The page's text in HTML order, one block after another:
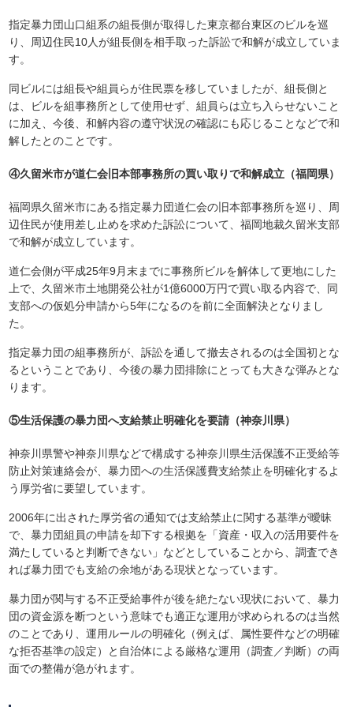
指定暴力団山口組系の組長側が取得した東京都台東区のビルを巡
り、周辺住民10人が組長側を相手取った訴訟で和解が成立していま
す。
同ビルには組長や組員らが住民票を移していましたが、組長側と
は、ビルを組事務所として使用せず、組員らは立ち入らせないこと
に加え、今後、和解内容の遵守状況の確認にも応じることなどで和
解したとのことです。
④久留米市が道仁会旧本部事務所の買い取りで和解成立（福岡県）
福岡県久留米市にある指定暴力団道仁会の旧本部事務所を巡り、周
辺住民が使用差し止めを求めた訴訟について、福岡地裁久留米支部
で和解が成立しています。
道仁会側が平成25年9月末までに事務所ビルを解体して更地にした
上で、久留米市土地開発公社が1億6000万円で買い取る内容で、同
支部への仮処分申請から5年になるのを前に全面解決となりまし
た。
指定暴力団の組事務所が、訴訟を通して撤去されるのは全国初とな
るということであり、今後の暴力団排除にとっても大きな弾みとな
ります。
⑤生活保護の暴力団へ支給禁止明確化を要請（神奈川県）
神奈川県警や神奈川県などで構成する神奈川県生活保護不正受給等
防止対策連絡会が、暴力団への生活保護費支給禁止を明確化するよ
う厚労省に要望しています。
2006年に出された厚労省の通知では支給禁止に関する基準が曖昧
で、暴力団組員の申請を却下する根拠を「資産・収入の活用要件を
満たしていると判断できない」などとしていることから、調査でき
れば暴力団でも支給の余地がある現状となっています。
暴力団が関与する不正受給事件が後を絶たない現状において、暴力
団の資金源を断つという意味でも適正な運用が求められるのは当然
のことであり、運用ルールの明確化（例えば、属性要件などの明確
な拒否基準の設定）と自治体による厳格な運用（調査／判断）の両
面での整備が急がれます。